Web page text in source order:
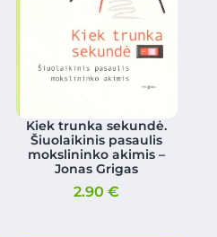
Kiek trunka sekundė.
Šiuolaikinis pasaulis
mokslininko akimis –
Jonas Grigas
2.90€